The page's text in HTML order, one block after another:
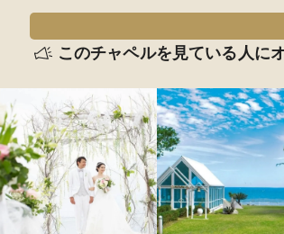
このチャペルを見ている人に